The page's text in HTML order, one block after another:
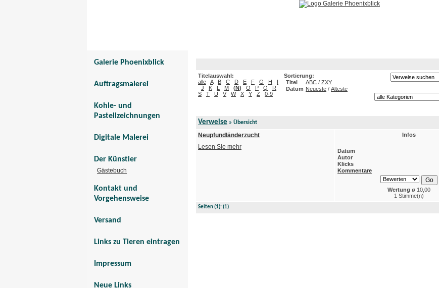
Galerie Phoenixblick
Auftragsmalerei
Kohle- und
Pastellzeichnungen
Digitale Malerei
Der Künstler
Gästebuch
Kontakt und
Vorgehensweise
Versand
Links zu Tieren eintragen
Impressum
Neue Links
Titelauswahl:
alle
A B C D E F G H
I
J
K L M (N) O P Q
R
S
T U V W X Y Z 0-9
Sortierung:
Titel
ABC / ZXY
Datum Neueste / Älteste
Verweise » Übersicht
Neupfundländerzucht Infos
Lesen Sie mehr
Datum
Autor
Klicks
Kommentare
Wertung ø 10,00
1 Stimme(n)
Seiten(1):(1)